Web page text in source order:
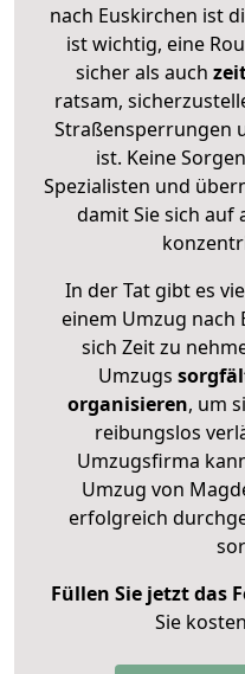
nach Euskirchen ist
ist wichtig, eine
sicher als auch
ratsam,
Straßensperrungen
ist. Keine
Spezialisten und
damit Sie sich auf
In der Tat gibt es
einem Umzug nach
sich Zeit zu
Umzugs
organisieren, um
reibungslos
Umzugsfirma
Umzug von
erfolgreich
Füllen Sie jetzt das
Sie